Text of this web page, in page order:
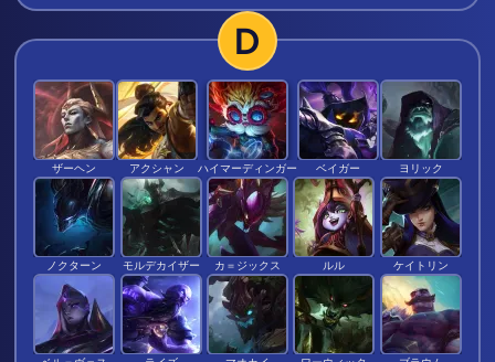
D
ザーヘン アクシャン ハイマーディンガー ベイガー ヨリック
ノクターン モルデカイザー カ＝ジックス ルル ケイトリン